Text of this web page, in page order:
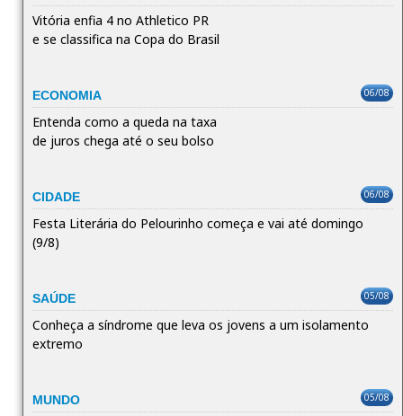
Vitória enfia 4 no Athletico PR
e se classifica na Copa do Brasil
ECONOMIA 06/08
Entenda como a queda na taxa
de juros chega até o seu bolso
CIDADE 06/08
Festa Literária do Pelourinho começa e vai até domingo
(9/8)
SAÚDE 05/08
Conheça a síndrome que leva os jovens a um isolamento
extremo
MUNDO 05/08